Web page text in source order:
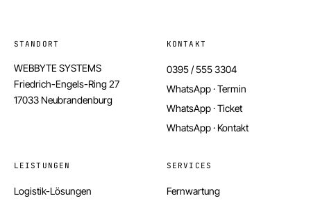
STANDORT
WEBBYTE SYSTEMS
Friedrich-Engels-Ring 27
17033 Neubrandenburg
KONTAKT
0395 / 555 3304
WhatsApp · Termin
WhatsApp · Ticket
WhatsApp · Kontakt
LEISTUNGEN
Logistik-Lösungen
SERVICES
Fernwartung